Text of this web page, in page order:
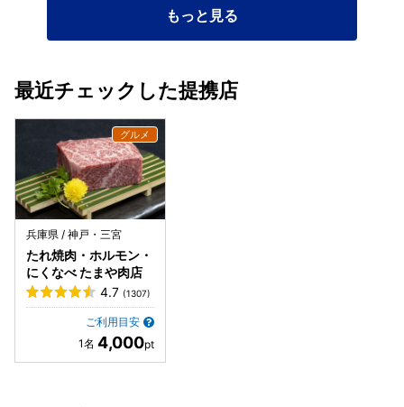
さっぱり整えてくれて、 最後まで気持ちよく締められるや
つ。 1人1皿限定です！ ガッツリ肉から〆まで抜かりなし。
す！ごちそうさまでした～！
もっと見る
最近チェックした提携店
兵庫県 / 神戸・三宮
たれ焼肉・ホルモン・
にくなべ たまや肉店
4.7 (1307)
ご利用目安
4,000